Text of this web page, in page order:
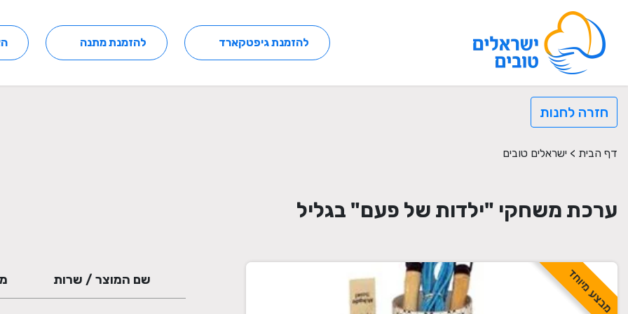
להזמנת גיפטקארד להזמנת מתנה
חזרה לחנות
דף הבית > ישראלים טובים
ערכת משחקי "ילדות של פעם" בגליל
מבצע מיוחד שם המוצר / שרות